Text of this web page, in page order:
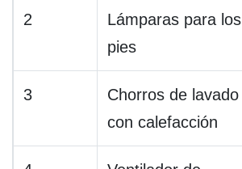
2
Lámparas para los
pies
3
Chorros de lavado
con calefacción